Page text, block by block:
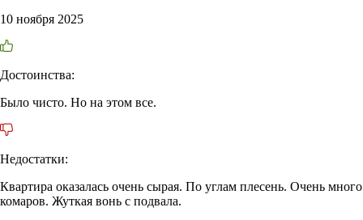
10 ноября 2025
Достоинства:
Было чисто. Но на этом все.
Недостатки:
Квартира оказалась очень сырая. По углам плесень. Очень много
комаров. Жуткая вонь с подвала.